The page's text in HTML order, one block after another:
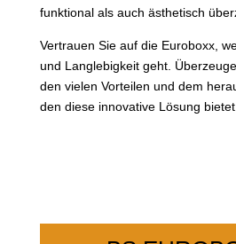
funktional als auch ästhetisch
Vertrauen Sie auf die Euroboxx,
und Langlebigkeit geht.
den vielen Vorteilen und dem
den diese innovative Lösung bietet.